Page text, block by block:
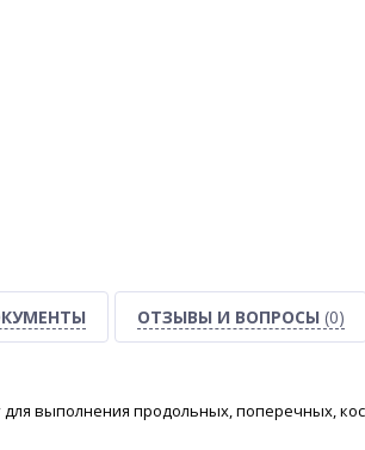
ОТЗЫВЫ И ВОПРОСЫ (0)
выполнения продольных, поперечных,